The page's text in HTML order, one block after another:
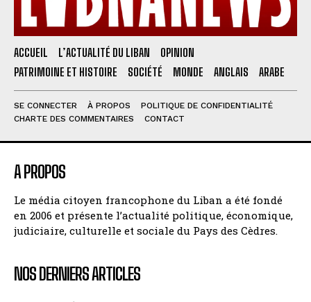
ACCUEIL L’ACTUALITÉ DU LIBAN
OPINION
PATRIMOINE ET HISTOIRE
SOCIÉTÉ MONDE ANGLAIS ARABE
SE CONNECTER À PROPOS
POLITIQUE DE CONFIDENTIALITÉ
CHARTE DES COMMENTAIRES
CONTACT
A PROPOS
Le média citoyen francophone du Liban a été fondé
en 2006 et présente l’actualité politique, économique,
judiciaire, culturelle et sociale du Pays des Cèdres.
NOS DERNIERS ARTICLES